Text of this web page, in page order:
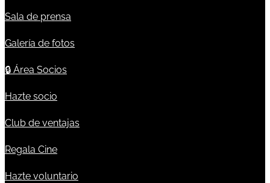
Sala de prensa
Galería de fotos
🔒 Área Socios
Hazte socio
Club de ventajas
Regala Cine
Hazte voluntario